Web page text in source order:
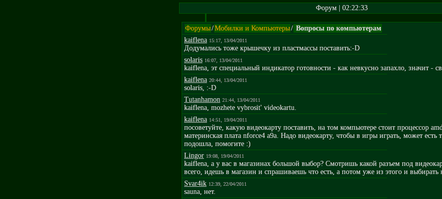
Форум | 02:22:33
Форумы/Мобилки и Компьютеры/ Вопросы по компьютерам
kaiflena 15:17, 13/04/2011
Додумались тоже крышечку из пластмассы поставить:-D
solaris 16:07, 13/04/2011
kaiflena, эт специальный индикатор готовности - как невкусно запахло, значит -
kaiflena 20:44, 13/04/2011
solaris, :-D
Tutanhamon 21:44, 13/04/2011
kaiflena, mozhete vybrosit' videokartu.
kaiflena 14:51, 19/04/2011
посоветуйте, какую видеокарту поставить, на том компьютере стоит процессор
материнская плата nforce4 a9a. Надо видеокарту, чтобы в игры играть, может есть
подошла, помогите :)
Lingor 19:08, 19/04/2011
kaiflena, а у вас в магазинах большой выбор? Смотришь какой разъем под
всего, идешь в магазин и спрашиваешь что есть, а потом уже из этого и выбирать
Svar4ik 12:39, 22/04/2011
sauna, нет.